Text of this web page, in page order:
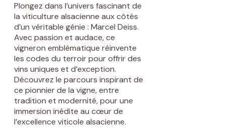
Plongez dans l’univers fascinant de
la viticulture alsacienne aux côtés
d’un véritable génie : Marcel Deiss.
Avec passion et audace, ce
vigneron emblématique réinvente
les codes du terroir pour offrir des
vins uniques et d’exception.
Découvrez le parcours inspirant de
ce pionnier de la vigne, entre
tradition et modernité, pour une
immersion inédite au cœur de
l’excellence viticole alsacienne.